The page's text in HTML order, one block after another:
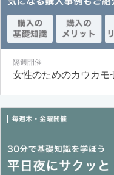
隔週開催
女性のためのカウカモ